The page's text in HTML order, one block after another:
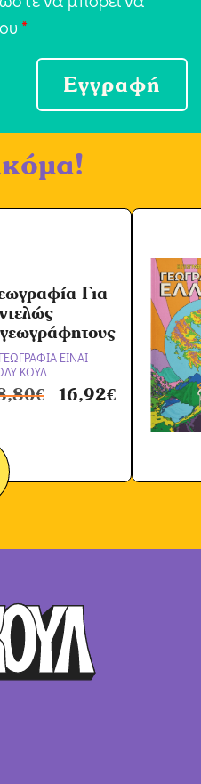
*
Εγγραφή
Για
ΕΙΝΑΙ
ΚΟΥΛ
€ 16,92€